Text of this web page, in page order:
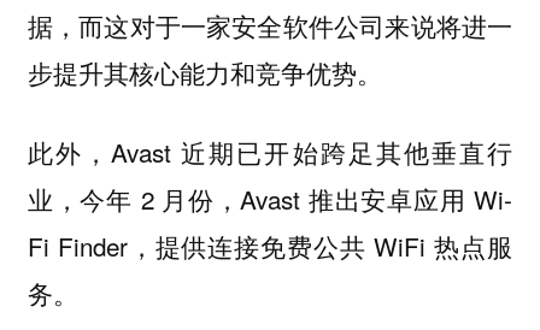
据，而这对于一家安全软件公司来说将进一
步提升其核心能力和竞争优势。
此外，Avast 近期已开始跨足其他垂直行
业，今年 2 月份，Avast 推出安卓应用 Wi-
Fi Finder，提供连接免费公共 WiFi 热点服
务。